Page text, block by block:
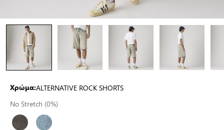
Χρώμα:ALTERNATIVE ROCK SHORTS
No Stretch (0%)